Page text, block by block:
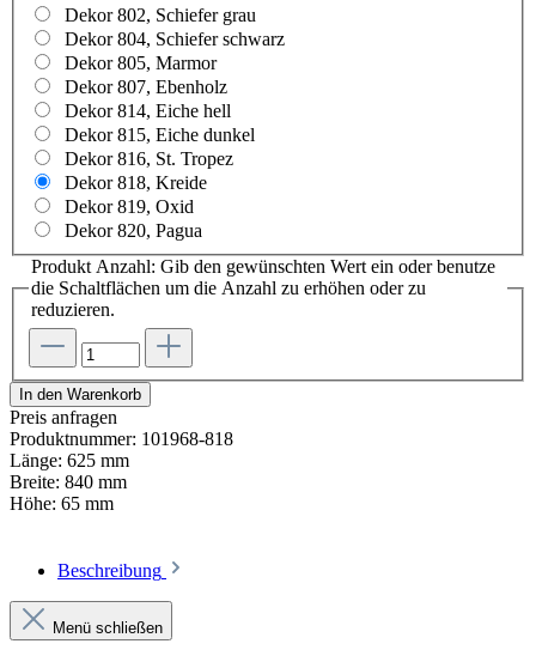
Dekor 802, Schiefer grau
Dekor 804, Schiefer schwarz
Dekor 805, Marmor
Dekor 807, Ebenholz
Dekor 814, Eiche hell
Dekor 815, Eiche dunkel
Dekor 816, St. Tropez
Dekor 818, Kreide
Dekor 819, Oxid
Dekor 820, Pagua
Produkt Anzahl: Gib den gewünschten Wert ein oder benutze
die Schaltflächen um die Anzahl zu erhöhen oder zu
reduzieren.
In den Warenkorb
Preis anfragen
Produktnummer: 101968-818
Länge: 625 mm
Breite: 840 mm
Höhe: 65 mm
Beschreibung
Menü schließen